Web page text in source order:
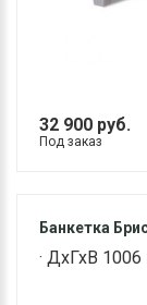
32 900 руб.
Под заказ
Банкетка
· ДхГхВ